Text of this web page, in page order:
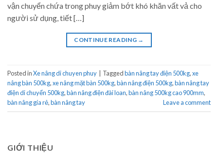
vận chuyển chứa trong phuy giảm bớt khó khăn vất vả cho
người sử dụng, tiết […]
CONTINUE READING →
Posted inXe nâng di chuyen phuy Taggedbàn nâng tay điện 500kg,xe
nâng bàn 500kg,xe nâng mặt bàn 500kg,bàn nâng điện 500kg,bàn nâng tay
điện di chuyển 500kg,bàn nâng điện đài loan,bàn nâng 500kg cao 900mm,
bàn nâng gía rẻ,bàn nâng tay Leave a comment
GIỚI THIỆU